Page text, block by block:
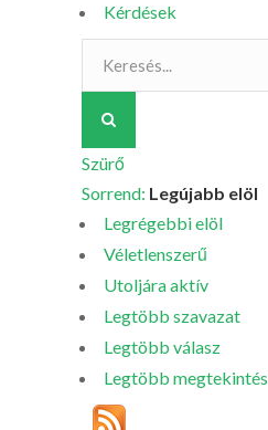
Kérdések
Szürő
Sorrend: Legújabb elöl
Legrégebbi elöl
Véletlenszerű
Utoljára aktív
Legtöbb szavazat
Legtöbb válasz
Legtöbb megtekintés